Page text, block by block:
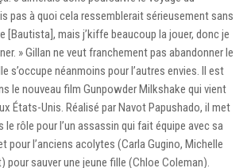
pas à quoi cela ressemblerait sérieusement sans
[Bautista], mais j’kiffe beaucoup la jouer, donc je
» Gillan ne veut franchement pas abandonner le
s’occupe néanmoins pour l’autres envies. Il est
le nouveau film Gunpowder Milkshake qui vient
États-Unis. Réalisé par Navot Papushado, il met
le rôle pour l’un assassin qui fait équipe avec sa
pour l’anciens acolytes (Carla Gugino, Michelle
pour sauver une jeune fille (Chloe Coleman).